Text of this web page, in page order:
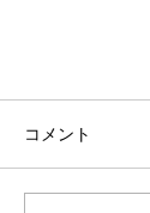
コメント